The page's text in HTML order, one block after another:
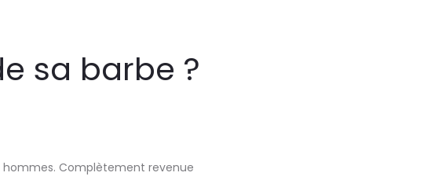
sa barbe ?
hommes. Complètement revenue